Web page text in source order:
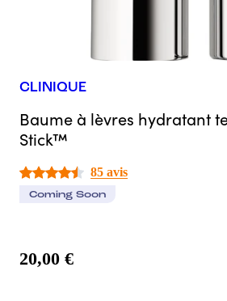
CLINIQUE
Baume à lèvres hydratant
Stick™
85 avis
Coming Soon
20,00 €